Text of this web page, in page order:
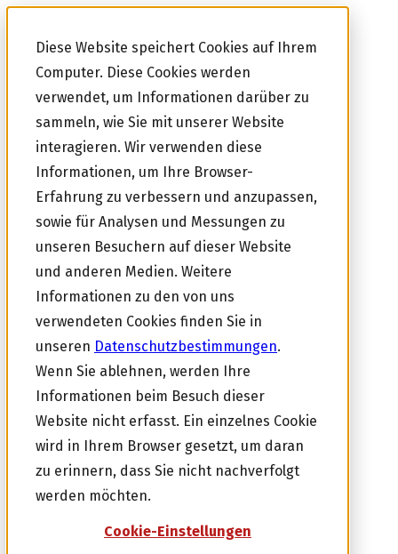
Diese Website speichert Cookies auf Ihrem
Computer. Diese Cookies werden
verwendet, um Informationen darüber zu
sammeln, wie Sie mit unserer Website
interagieren. Wir verwenden diese
Informationen, um Ihre Browser-
Erfahrung zu verbessern und anzupassen,
sowie für Analysen und Messungen zu
unseren Besuchern auf dieser Website
und anderen Medien. Weitere
Informationen zu den von uns
verwendeten Cookies finden Sie in
unseren Datenschutzbestimmungen.
Wenn Sie ablehnen, werden Ihre
Informationen beim Besuch dieser
Website nicht erfasst. Ein einzelnes Cookie
wird in Ihrem Browser gesetzt, um daran
zu erinnern, dass Sie nicht nachverfolgt
werden möchten.
Cookie-Einstellungen